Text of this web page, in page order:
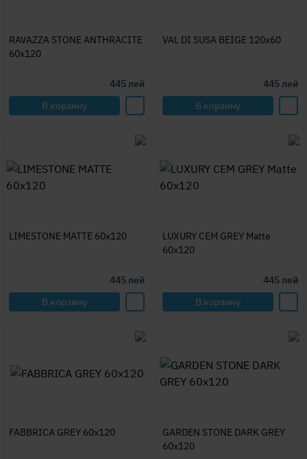
RAVAZZA STONE ANTHRACITE
60x120
445лей
В корзину
VAL DI SUSA BEIGE 120x60
445лей
В корзину
LIMESTONE MATTE 60x120
445лей
В корзину
LUXURY CEM GREY Matte
60x120
445лей
В корзину
FABBRICA GREY 60x120
GARDEN STONE DARK GREY
60x120